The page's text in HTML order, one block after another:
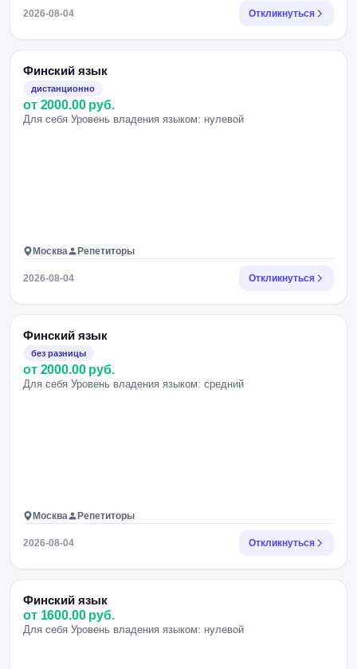
2026-08-04 Откликнуться
Финский язык
дистанционно
от 2000.00 руб.
Для себя Уровень владения языком: нулевой
Москва Репетиторы
2026-08-04 Откликнуться
Финский язык
без разницы
от 2000.00 руб.
Для себя Уровень владения языком: средний
Москва Репетиторы
2026-08-04 Откликнуться
Финский язык
от 1600.00 руб.
Для себя Уровень владения языком: нулевой